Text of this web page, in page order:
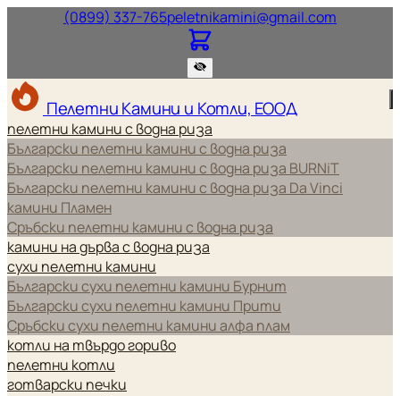
(0899) 337-765Нашият телефонен номер.
peletnikamini@gmail.com
Пелетни Камини и Котли, ЕООД
пелетни камини с водна риза
Български пелетни камини с водна риза
Български пелетни камини с водна риза BURNiT
Български пелетни камини с водна риза Da Vinci
камини Пламен
Сръбски пелетни камини с водна риза
камини на дърва с водна риза
сухи пелетни камини
Български сухи пелетни камини Бурнит
Български сухи пелетни камини Прити
Сръбски сухи пелетни камини алфа плам
котли на твърдо гориво
пелетни котли
готварски печки